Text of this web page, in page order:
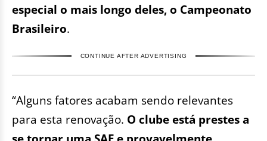
especial o mais longo deles, o Campeonato
Brasileiro.
CONTINUE AFTER ADVERTISING
“Alguns fatores acabam sendo relevantes
para esta renovação. O clube está prestes a